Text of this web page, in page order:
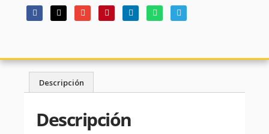
Descripción
Descripción